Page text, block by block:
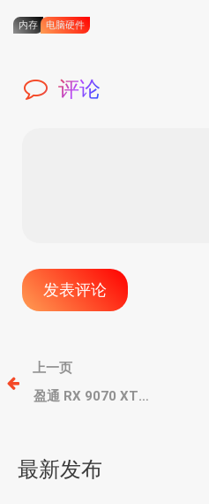
内存 电脑硬件
评论
文
章
航
上一页
盈通 RX 9070 XT
最新发布